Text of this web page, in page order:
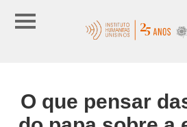
O que pensar